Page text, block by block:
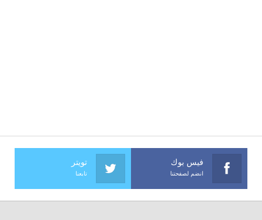
فيس بوك
انضم لصفحتنا
تويتر
تابعنا